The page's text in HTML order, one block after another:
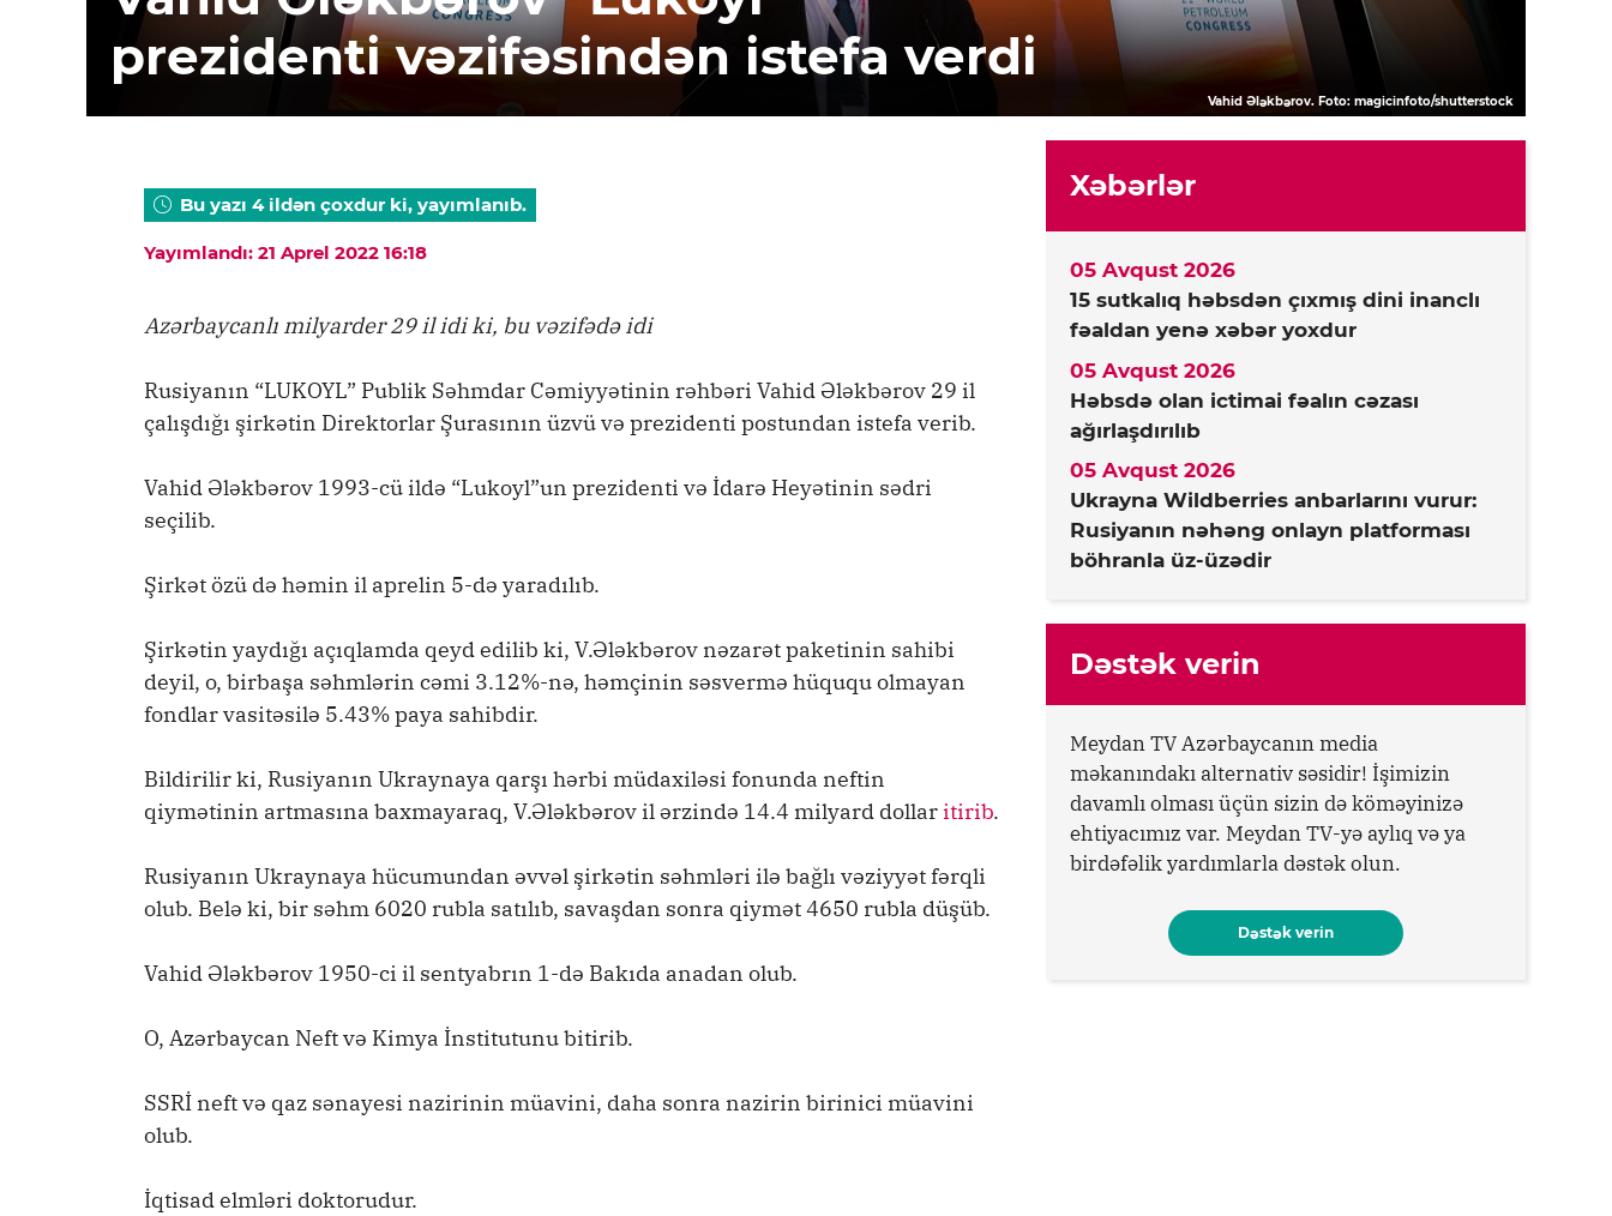
prezidenti vəzifəsindən istefa verdi
Vahid Ələkbərov. Foto: magicinfoto/shutterstock
Bu yazı 4 ildən çoxdur ki, yayımlanıb.
Yayımlandı: 21 Aprel 2022 16:18
Azərbaycanlı milyarder 29 il idi ki, bu vəzifədə idi
Rusiyanın “LUKOYL” Publik Səhmdar Cəmiyyətinin rəhbəri Vahid Ələkbərov 29 il
çalışdığı şirkətin Direktorlar Şurasının üzvü və prezidenti postundan istefa verib.
Vahid Ələkbərov 1993-cü ildə “Lukoyl”un prezidenti və İdarə Heyətinin sədri
seçilib.
Şirkət özü də həmin il aprelin 5-də yaradılıb.
Şirkətin yaydığı açıqlamda qeyd edilib ki, V.Ələkbərov nəzarət paketinin sahibi
deyil, o, birbaşa səhmlərin cəmi 3.12%-nə, həmçinin səsvermə hüququ olmayan
fondlar vasitəsilə 5.43% paya sahibdir.
Bildirilir ki, Rusiyanın Ukraynaya qarşı hərbi müdaxiləsi fonunda neftin
qiymətinin artmasına baxmayaraq, V.Ələkbərov il ərzində 14.4 milyard dollaritirib.
Rusiyanın Ukraynaya hücumundan əvvəl şirkətin səhmləri ilə bağlı vəziyyət fərqli
olub. Belə ki, bir səhm 6020 rubla satılıb, savaşdan sonra qiymət 4650 rubla düşüb.
Vahid Ələkbərov 1950-ci il sentyabrın 1-də Bakıda anadan olub.
O, Azərbaycan Neft və Kimya İnstitutunu bitirib.
SSRİ neft və qaz sənayesi nazirinin müavini, daha sonra nazirin birinici müavini
olub.
İqtisad elmləri doktorudur.
Xəbərlər
15 sutkalıq həbsdən çıxmış dini inanclı
fəaldan yenə xəbər yoxdur
05 Avqust 2026
Həbsdə olan ictimai fəalın cəzası
ağırlaşdırılıb
05 Avqust 2026
Ukrayna Wildberries anbarlarını vurur:
Rusiyanın nəhəng onlayn platforması
böhranla üz-üzədir
05 Avqust 2026
Dəstək verin
Meydan TV Azərbaycanın media
məkanındakı alternativ səsidir! İşimizin
davamlı olması üçün sizin də köməyinizə
ehtiyacımız var. Meydan TV-yə aylıq və ya
birdəfəlik yardımlarla dəstək olun.
Dəstək verin